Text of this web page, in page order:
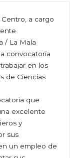
a cargo
/ La Mala
convocatoria
en los
de Ciencias
que
excelente
y
sus
un empleo de